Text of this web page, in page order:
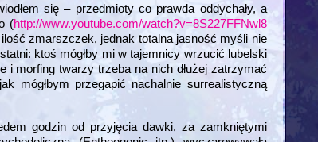
się – przedmioty co prawda oddychały, a
(http://www.youtube.com/watch?v=8S227FFNwl8
zmarszczek, jednak totalna jasność myśli nie
ktoś mógłby mi w tajemnicy wrzucić lubelski
i morfing twarzy trzeba na nich dłużej zatrzymać
mógłbym przegapić nachalnie surrealistyczną
godzin od przyjęcia dawki, za zamkniętymi